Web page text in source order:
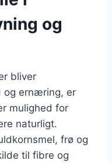
og
bliver
og ernæring, er
mulighed for
naturligt.
frø og
til fibre og